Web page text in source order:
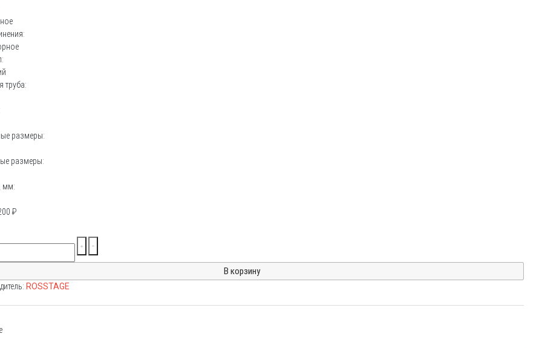
труба:
размеры:
размеры:
мм:
₽
ROSSTAGE